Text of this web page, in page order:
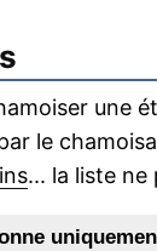
une
le
... la liste